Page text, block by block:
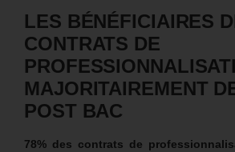
LES BÉNÉFICIAIRES
CONTRATS DE
MAJORITAIREMENT
POST BAC
78% des contrats de